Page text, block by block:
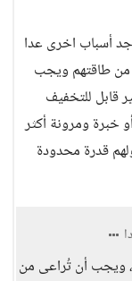
أسباب اخرى عدا
من طاقتهم ويجب
قابل للتخفيف
خبرة ومرونة أكثر
قدرة محدودة
ويجب أن تُراعى من